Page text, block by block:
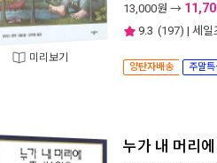
미리보기
13,000원 →
9.3 (197) | 세일
양탄자배송 주말
누가 내 머리